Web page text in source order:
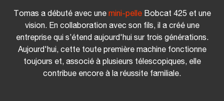
Tomas a débuté avec une mini-pelleBobcat 425 et une
vision. En collaboration avec son fils, il a créé une
entreprise qui s’étend aujourd'hui sur trois générations.
Aujourd'hui, cette toute première machine fonctionne
toujours et, associé à plusieurs télescopiques, elle
contribue encore à la réussite familiale.